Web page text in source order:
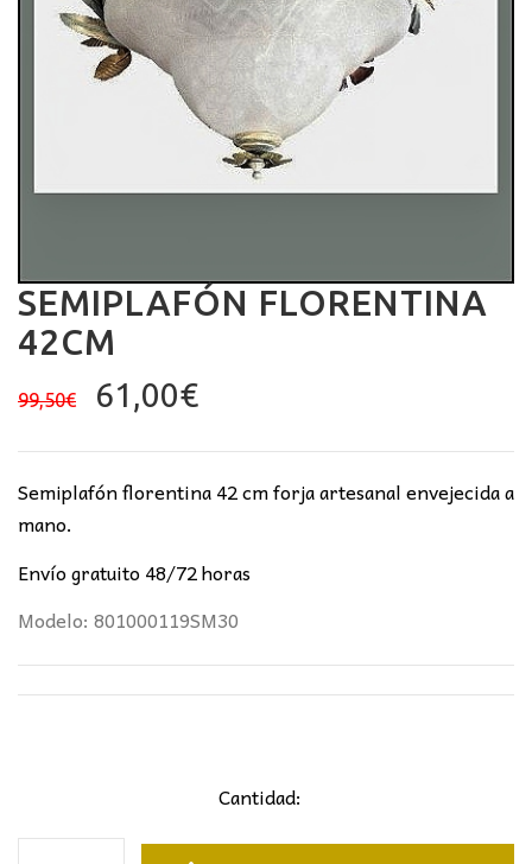
SEMIPLAFÓN FLORENTINA
42CM
99,50€
El
original
era:
61,00€El
actual
es:
Semiplafón florentina 42 cm forja artesanal envejecida a
mano.
Envío gratuito 48/72 horas
Modelo: 801000119SM30
Cantidad: